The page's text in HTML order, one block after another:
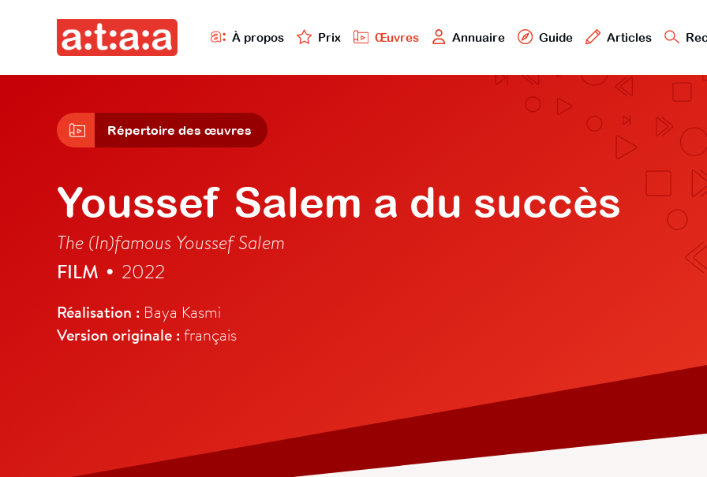
À propos Prix Œuvres Annuaire Guide Articles
Répertoire des œuvres
Youssef Salem a du succès
The (In)famous Youssef Salem
FILM • 2022
Réalisation : Baya Kasmi
Version originale :français